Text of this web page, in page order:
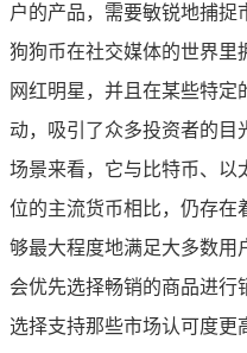
户的产品，需要敏锐地捕捉
狗狗币在社交媒体的世界里
网红明星，并且在某些特
动，吸引了众多投资者的目
场景来看，它与比特币、以
位的主流货币相比，仍存在
够最大程度地满足大多数用
会优先选择畅销的商品进行
选择支持那些市场认可度更